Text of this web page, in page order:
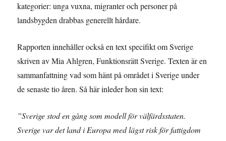
kategorier: unga vuxna, migranter och personer på
landsbygden drabbas generellt hårdare.
Rapporten innehåller också en text specifikt om Sverige
skriven av Mia Ahlgren, Funktionsrätt Sverige. Texten är en
sammanfattning vad som hänt på området i Sverige under
de senaste tio åren. Så här inleder hon sin text:
”Sverige stod en gång som modell för välfärdsstaten.
Sverige var det land i Europa med lägst risk för fattigdom